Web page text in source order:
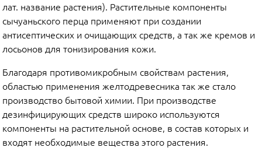
лат. название растения). Растительные компоненты
сычуаньского перца применяют при создании
антисептических и очищающих средств, а так же кремов и
лосьонов для тонизирования кожи.
Благодаря противомикробным свойствам растения,
областью применения желтодревесника так же стало
производство бытовой химии. При производстве
дезинфицирующих средств широко используются
компоненты на растительной основе, в состав которых и
входят необходимые вещества этого растения.